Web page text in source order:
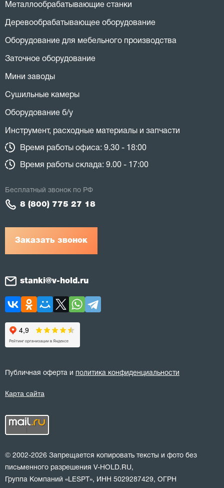
Металлообрабатывающие станки
Деревообрабатывающее оборудование
Оборудование для мебельного производства
Заточное оборудование
Мини заводы
Сушильные камеры
Оборудование б/у
Инструмент, расходные материалы и запчасти
Время работы офиса: 9.30 - 18:00
Время работы склада: 9.00 - 17:00
Заказать звонок
Бесплатный звонок по РФ
8 (800) 775 27 18
stanki@v-hold.ru
Публичная оферта и политика конфиденциальности
Карта сайта
© 2002-2026 Запрещается копировать тексты и фото без
письменного разрешения V-HOLD.RU,
Группа Компаний «LESPT», ИНН 5029287429, ОГРН